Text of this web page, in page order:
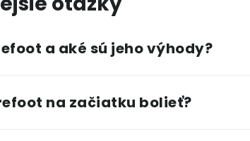
a aké sú jeho výhody?
na začiatku bolieť?